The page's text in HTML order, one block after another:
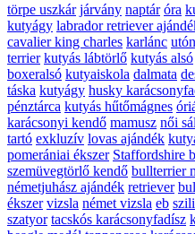
törpe uszkár járvány naptár óra
kutyágy labrador retriever
cavalier king charles karlánc
terrier kutyás lábtörlő kutyás alsó
boxeralsó kutyaiskola dalmata
táska kutyágy husky
pénztárca kutyás hűtőmágnes
karácsonyi kendő mamusz női sál
tartó exkluzív lovas ajándék
pomerániai ékszer Staffordshire
szemüvegtörlő kendő bullterrier
németjuhász ajándék retriever
ékszer vizsla német vizsla eb
szatyor tacskós karácsonyfadísz